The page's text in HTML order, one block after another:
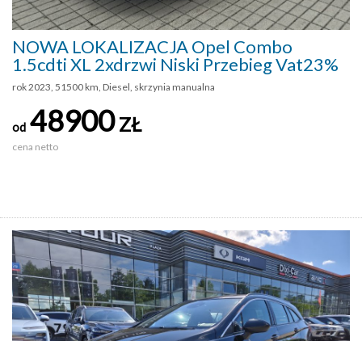
NOWA LOKALIZACJA Opel Combo
1.5cdti XL 2xdrzwi Niski Przebieg Vat23%
rok 2023, 51500 km, Diesel, skrzynia manualna
od 48900ZŁ
cena netto